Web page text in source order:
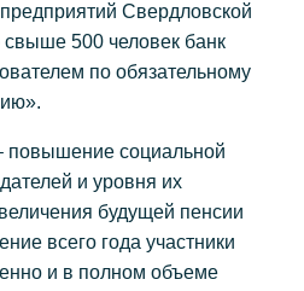
Свердловской
свыше 500 человек банк
по обязательному
повышение социальной
и уровня их
будущей пенсии
всего года участники
и в полном объеме